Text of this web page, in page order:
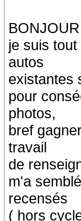
BONJOUR
je suis
autos
existantes
pour
photos,
bref
travail
de
m'a
recensés
( hors